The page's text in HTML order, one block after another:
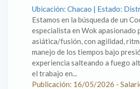
Ubicación: Chacao | Estado:
Estamos en la búsqueda de un
especialista en Wok apasionado
asiática/fusión, con agilidad,
manejo de los tiempos bajo
experiencia salteando a fuego
el trabajo en...
Publicación: 16/05/2026 -